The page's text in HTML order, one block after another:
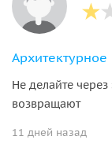
Не делайте через
возвращают
11 дней назад